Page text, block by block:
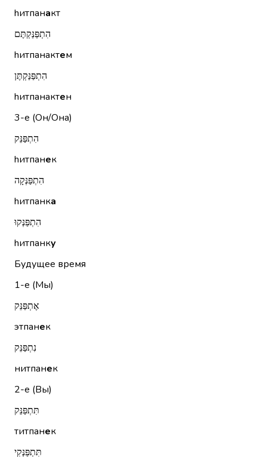
hитпанакт
הִתְפַּנַּקְתֶּם
hитпанактем
הִתְפַּנַּקְתֶּן
hитпанактен
3-е (Он/Она)
הִתְפַּנֵּק
hитпанек
הִתְפַּנְּקָה
hитпанка
הִתְפַּנְּקוּ
hитпанку
Будущее время
1-е (Мы)
אֶתְפַּנֵּק
этпанек
נִתְפַּנֵּק
нитпанек
2-е (Вы)
תִּתְפַּנֵּק
титпанек
תִּתְפַּנְּקִי